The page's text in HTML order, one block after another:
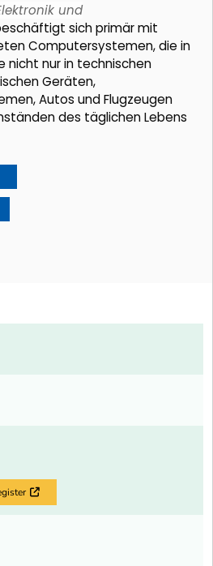
und
sich primär mit
Computersystemen, die in
nicht nur in technischen
Geräten,
Autos und Flugzeugen
des täglichen Lebens
Externer Link